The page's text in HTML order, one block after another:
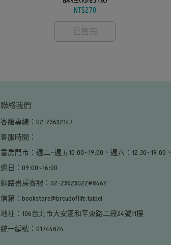
NT$270
已售完
聯絡我們
客服專線：02-23632147
客服時間：
書房門市：週二~週五10:00~19:00、週六：12:30~19:00、
週日：09:00~16:00
網路書房客服：02-23623022#8462
信箱：bookstore@breadoflife.taipei
地址：106台北市大安區和平東路二段24號11樓
統一編號：01744824